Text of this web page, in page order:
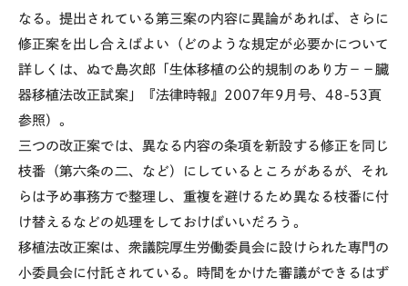
なる。提出されている第三案の内容に異論があれば、さらに
修正案を出し合えばよい（どのような規定が必要かについて
詳しくは、ぬで島次郎「生体移植の公的規制のあり方－－臓
器移植法改正試案」『法律時報』2007年9月号、48-53頁
参照）。
三つの改正案では、異なる内容の条項を新設する修正を同じ
枝番（第六条の二、など）にしているところがあるが、それ
らは予め事務方で整理し、重複を避けるため異なる枝番に付
け替えるなどの処理をしておけばいいだろう。
移植法改正案は、衆議院厚生労働委員会に設けられた専門の
小委員会に付託されている。時間をかけた審議ができるはず